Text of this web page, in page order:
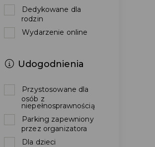
Dedykowane dla
rodzin
Wydarzenie online
Udogodnienia
Przystosowane dla
osób z
niepełnosprawnością
Parking zapewniony
przez organizatora
Dla dzieci